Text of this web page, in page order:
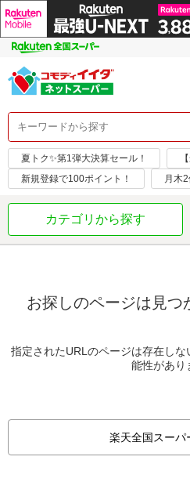
夏トク✨第1弾大決算セール！
新規登録で100ポイント！
月木
カテゴリから探す
お探しのページは見つ
指定されたURLのページは存在し
能性があり
楽天全国スーパ